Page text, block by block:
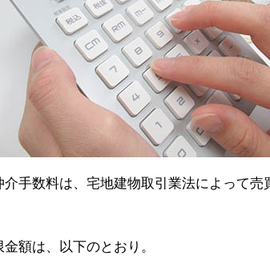
手数料は、宅地建物取引業法によって売
額は、以下のとおり。